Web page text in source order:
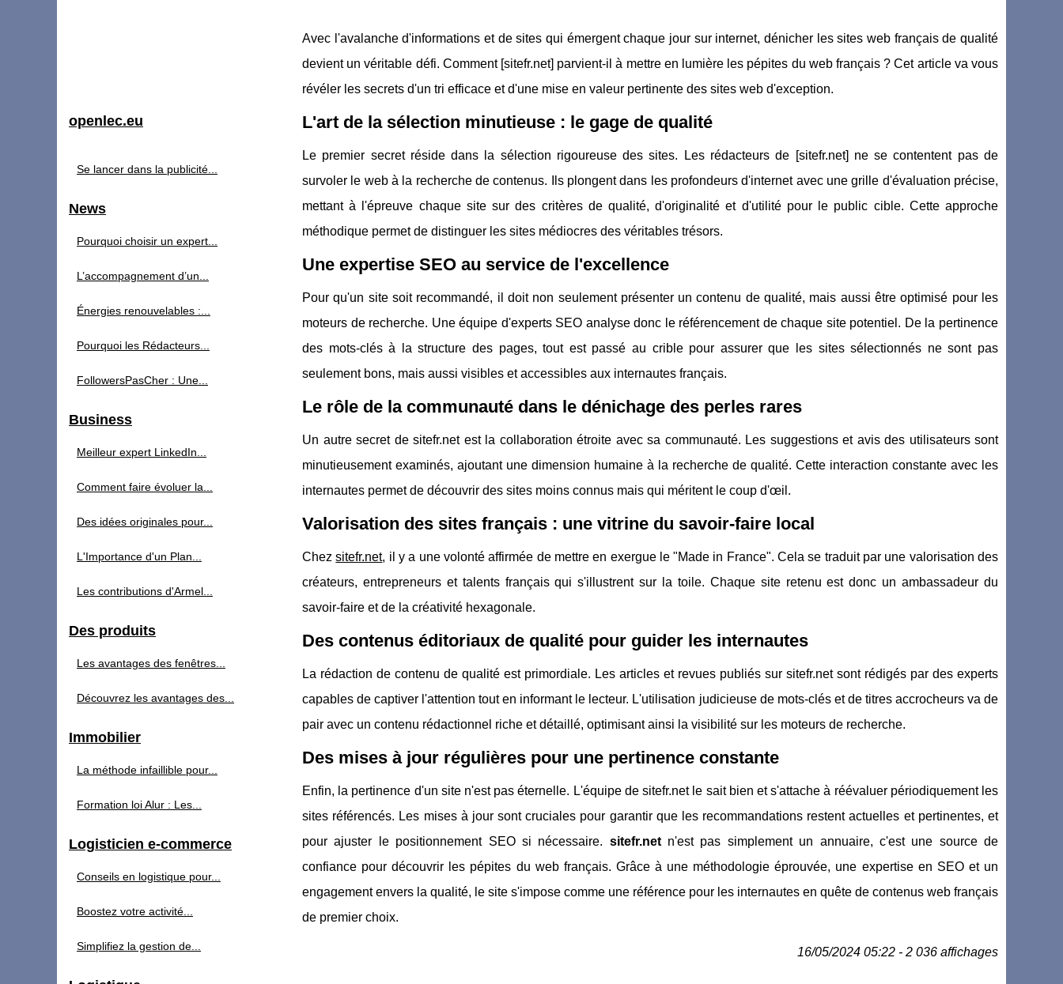
Avec l'avalanche d'informations et de sites qui émergent chaque jour sur internet, dénicher les sites web français de qualité
devient un véritable défi. Comment [sitefr.net] parvient-il à mettre en lumière les pépites du web français ? Cet article va vous
révéler les secrets d'un tri efficace et d'une mise en valeur pertinente des sites web d'exception.
L'art de la sélection minutieuse : le gage de qualité
Le premier secret réside dans la sélection rigoureuse des sites. Les rédacteurs de [sitefr.net] ne se contentent pas de
survoler le web à la recherche de contenus. Ils plongent dans les profondeurs d'internet avec une grille d'évaluation précise,
mettant à l'épreuve chaque site sur des critères de qualité, d'originalité et d'utilité pour le public cible. Cette approche
méthodique permet de distinguer les sites médiocres des véritables trésors.
Une expertise SEO au service de l'excellence
Pour qu'un site soit recommandé, il doit non seulement présenter un contenu de qualité, mais aussi être optimisé pour les
moteurs de recherche. Une équipe d'experts SEO analyse donc le référencement de chaque site potentiel. De la pertinence
des mots-clés à la structure des pages, tout est passé au crible pour assurer que les sites sélectionnés ne sont pas
seulement bons, mais aussi visibles et accessibles aux internautes français.
Le rôle de la communauté dans le dénichage des perles rares
Un autre secret de sitefr.net est la collaboration étroite avec sa communauté. Les suggestions et avis des utilisateurs sont
minutieusement examinés, ajoutant une dimension humaine à la recherche de qualité. Cette interaction constante avec les
internautes permet de découvrir des sites moins connus mais qui méritent le coup d'œil.
Valorisation des sites français : une vitrine du savoir-faire local
Chezsitefr.net, il y a une volonté affirmée de mettre en exergue le "Made in France". Cela se traduit par une valorisation des
créateurs, entrepreneurs et talents français qui s'illustrent sur la toile. Chaque site retenu est donc un ambassadeur du
savoir-faire et de la créativité hexagonale.
Des contenus éditoriaux de qualité pour guider les internautes
La rédaction de contenu de qualité est primordiale. Les articles et revues publiés sur sitefr.net sont rédigés par des experts
capables de captiver l'attention tout en informant le lecteur. L'utilisation judicieuse de mots-clés et de titres accrocheurs va de
pair avec un contenu rédactionnel riche et détaillé, optimisant ainsi la visibilité sur les moteurs de recherche.
Des mises à jour régulières pour une pertinence constante
Enfin, la pertinence d'un site n'est pas éternelle. L'équipe de sitefr.net le sait bien et s'attache à réévaluer périodiquement les
sites référencés. Les mises à jour sont cruciales pour garantir que les recommandations restent actuelles et pertinentes, et
pour ajuster le positionnement SEO si nécessaire. sitefr.netn'est pas simplement un annuaire, c'est une source de
confiance pour découvrir les pépites du web français. Grâce à une méthodologie éprouvée, une expertise en SEO et un
engagement envers la qualité, le site s'impose comme une référence pour les internautes en quête de contenus web français
de premier choix.
16/05/2024 05:22 - 2 036 affichages
openlec.eu
Se lancer dans la publicité...
News
Pourquoi choisir un expert...
L’accompagnement d’un...
Énergies renouvelables :...
Pourquoi les Rédacteurs...
FollowersPasCher : Une...
Business
Meilleur expert LinkedIn...
Comment faire évoluer la...
Des idées originales pour...
L'Importance d'un Plan...
Les contributions d'Armel...
Des produits
Les avantages des fenêtres...
Découvrez les avantages des...
Immobilier
La méthode infaillible pour...
Formation loi Alur : Les...
Logisticien e-commerce
Conseils en logistique pour...
Boostez votre activité...
Simplifiez la gestion de...